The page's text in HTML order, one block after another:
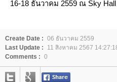
16-18 ธันวาคม 2559 ณ Sky
Create Date : 06 ธันวาคม 2559
Last Update :
11 สิงหาคม 2567
Comments : 0